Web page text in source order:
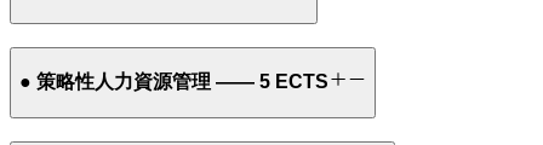
● 策略性人力資源管理 —— 5 ECTS